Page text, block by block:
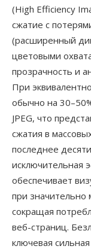
(High Efficiency
сжатие с
(расширенный
цветовыми
прозрачность и
При
обычно на
JPEG, что
сжатия в
последнее
исключительная
обеспечивает
при
сокращая
веб-страниц.
ключевая